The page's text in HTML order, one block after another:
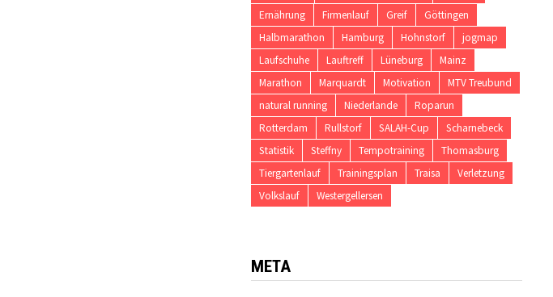
Ernährung
Firmenlauf Greif
Göttingen
Halbmarathon
Hamburg Hohnstorf
jogmap
Laufschuhe
Lauftreff Lüneburg
Mainz
Marathon
Marquardt Motivation
MTV Treubund
natural running
Niederlande
Roparun
Rotterdam
Rullstorf SALAH-Cup
Scharnebeck
Statistik
Steffny Tempotraining
Thomasburg
Tiergartenlauf
Trainingsplan Traisa
Verletzung
Volkslauf
Westergellersen
META